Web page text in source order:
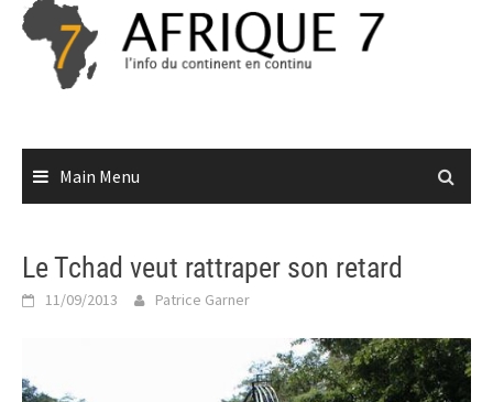
Skip
content
Main Menu
Le Tchad veut rattraper son retard
11/09/2013 Patrice Garner